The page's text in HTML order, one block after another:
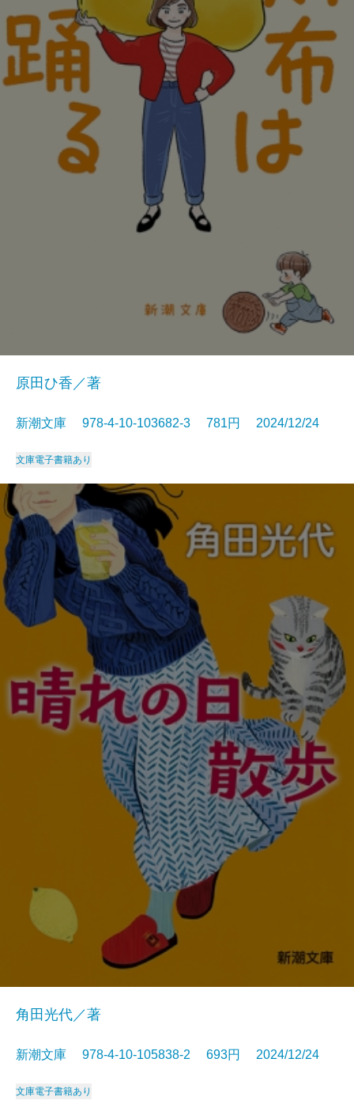
原田ひ香／著
新潮文庫 978-4-10-103682-3 781円 2024/12/24
文庫電子書籍あり
角田光代／著
新潮文庫 978-4-10-105838-2 693円 2024/12/24
文庫電子書籍あり